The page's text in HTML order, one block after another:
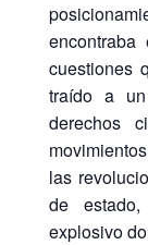
cuestiones
traído a
derechos
las
de
explosivo